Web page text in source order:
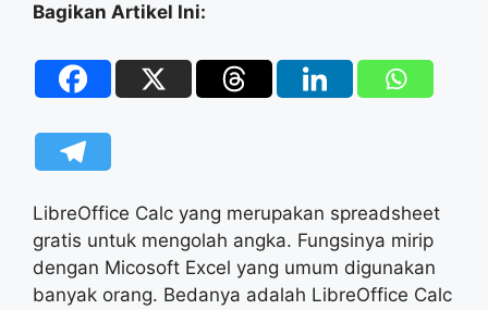
Bagikan Artikel Ini:
LibreOffice Calc yang merupakan spreadsheet
gratis untuk mengolah angka. Fungsinya mirip
dengan Micosoft Excel yang umum digunakan
banyak orang. Bedanya adalah LibreOffice Calc